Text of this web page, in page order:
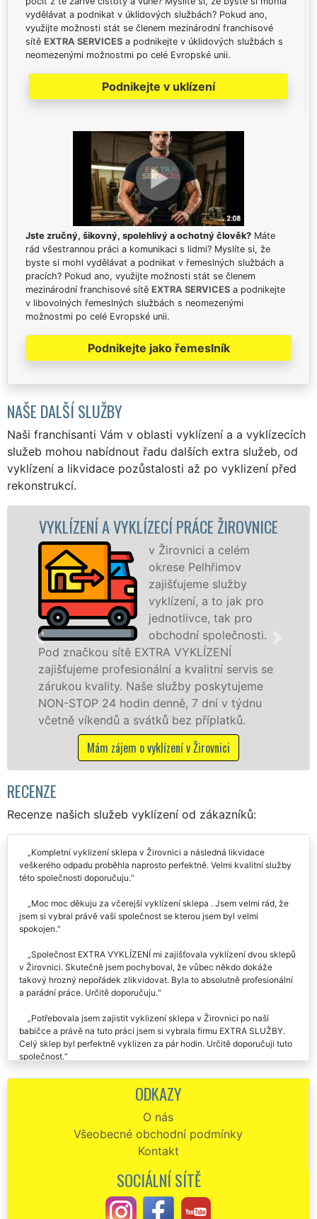
vydělávat a podnikat v úklidových službách? Pokud ano,
využijte možnosti stát se členem mezinárodní franchisové
sítě EXTRA SERVICES a podnikejte v úklidových službách s
neomezenými možnostmi po celé Evropské unii.
Podnikejte v uklízení
Jste zručný, šikovný, spolehlivý a ochotný člověk? Máte
rád všestrannou práci a komunikaci s lidmi? Myslíte si, že
byste si mohl vydělávat a podnikat v řemeslných službách a
pracích? Pokud ano, využijte možnosti stát se členem
mezinárodní franchisové sítě EXTRA SERVICES a podnikejte
v libovolných řemeslných službách s neomezenými
možnostmi po celé Evropské unii.
Podnikejte jako řemeslník
NAŠE DALŠÍ SLUŽBY
Naši franchisanti Vám v oblasti vyklízení a a vyklízecích
služeb mohou nabídnout řadu dalších extra služeb, od
vyklízení a likvidace pozůstalosti až po vyklizení před
rekonstrukcí.
PRÁCE ŽIROVNICE
v Žirovnici a celém
okrese Pelhřimov
zajišťujeme služby
vyklízení, a to jak pro
jednotlivce, tak pro
obchodní společnosti.
EXTRA VYKLÍZENÍ
a kvalitní servis se
služby poskytujeme
denně, 7 dní v týdnu
svátků bez příplatků.
o vyklízení v Žirovnici
VYKLÍZECÍ
v Žirovnici a
jak fyzickým, tak
zárukou kvalitně
STOP bez dalších
RECENZE
Recenze našich služeb vyklízení od zákazníků:
Kompletní vyklizení sklepa v Žirovnici a následná likvidace
veškerého odpadu proběhla naprosto perfektně. Velmi kvalitní služby
této společnosti doporučuju.
Moc moc děkuju za včerejší vyklízení sklepa . Jsem velmi rád, že
jsem si vybral právě vaši společnost se kterou jsem byl velmi
spokojen.
Společnost EXTRA VYKLÍZENÍ mi zajišťovala vyklízení dvou sklepů
v Žirovnici. Skutečně jsem pochyboval, že vůbec někdo dokáže
takový hrozný nepořádek zlikvidovat. Byla to absolutně profesionální
a parádní práce. Určitě doporučuju.
Potřebovala jsem zajistit vyklizení sklepa v Žirovnici po naší
babičce a právě na tuto práci jsem si vybrala firmu EXTRA SLUŽBY.
Celý sklep byl perfektně vyklizen za pár hodin. Určitě doporučuji tuto
společnost.
Vyklízení sklepa v Žirovnici proběhlo naprosto bezchybně a přesně
v čase na kterém jsme se domluvili. I cena byla přesně taková na jaké
Prostřednictvím společnosti EXTRA SLUŽBY jsme potřebovali
zajistit vyklizení několika sklepů v našem domě v Žirovnici. Vše
proběhlo bez jakéhokoliv zádrhelu. Profesionální práce této
společnosti rozhodně doporučujeme.
Už dvakrát jsem využila služeb této společnosti EXTRA SLUŽBY.
Jednou jsem se s touto společností stěhovala, a minulý týden mi tatáž
ODKAZY
O nás
Všeobecné obchodní podmínky
Kontakt
SOCIÁLNÍ SÍTĚ